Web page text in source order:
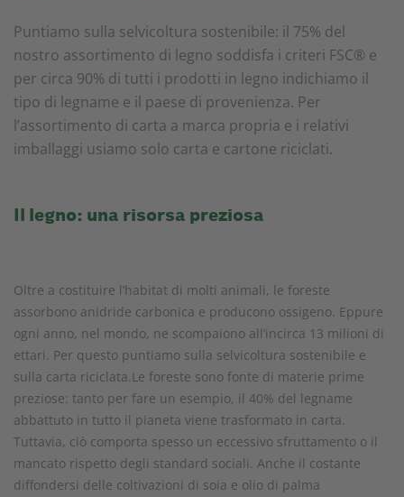
Puntiamo sulla selvicoltura sostenibile: il 75% del
nostro assortimento di legno soddisfa i criteri FSC® e
per circa 90% di tutti i prodotti in legno indichiamo il
tipo di legname e il paese di provenienza. Per
l’assortimento di carta a marca propria e i relativi
imballaggi usiamo solo carta e cartone riciclati.
Il legno: una risorsa preziosa
Oltre a costituire l’habitat di molti animali, le foreste
assorbono anidride carbonica e producono ossigeno. Eppure
ogni anno, nel mondo, ne scompaiono all’incirca 13 milioni di
ettari. Per questo puntiamo sulla selvicoltura sostenibile e
sulla carta riciclata.Le foreste sono fonte di materie prime
preziose: tanto per fare un esempio, il 40% del legname
abbattuto in tutto il pianeta viene trasformato in carta.
Tuttavia, ciò comporta spesso un eccessivo sfruttamento o il
mancato rispetto degli standard sociali. Anche il costante
diffondersi delle coltivazioni di soia e olio di palma